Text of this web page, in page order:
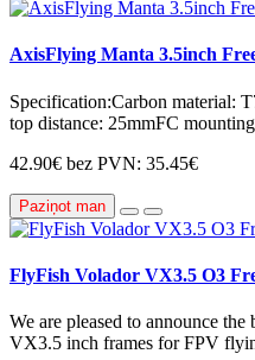
AxisFlying Manta 3.5inch
Specification:Carbon material:
top distance: 25mmFC
42.90€ bez PVN: 35.45€
Paziņot man
FlyFish Volador VX3.5 O3
We are pleased to announce
VX3.5 inch frames for FPV